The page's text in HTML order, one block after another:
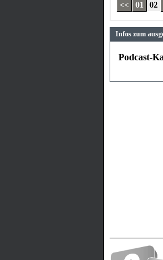
<< 01 02
Infos zum
Podcast-